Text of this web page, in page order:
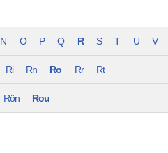
N O P Q R S T U V
Ri Rn Ro Rr Rt
Rön Rou